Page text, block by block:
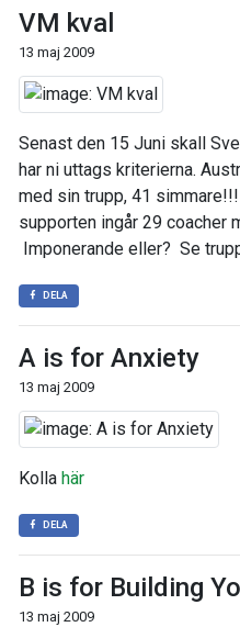
VM kval
13 maj 2009
Senast den 15 Juni skall
har ni uttags kriterierna.
med sin trupp, 41
supporten ingår 29 coacher
Imponerande eller? Se
DELA
A is for Anxiety
13 maj 2009
Kolla här
DELA
B is for Building
13 maj 2009